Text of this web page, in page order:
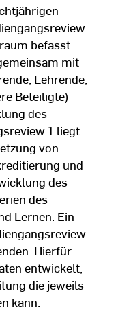
befasst
mit
Lehrende,
Beteiligte)
des
1 liegt
von
und
des
des
Lernen. Ein
Hierfür
entwickelt,
die jeweils
kann.